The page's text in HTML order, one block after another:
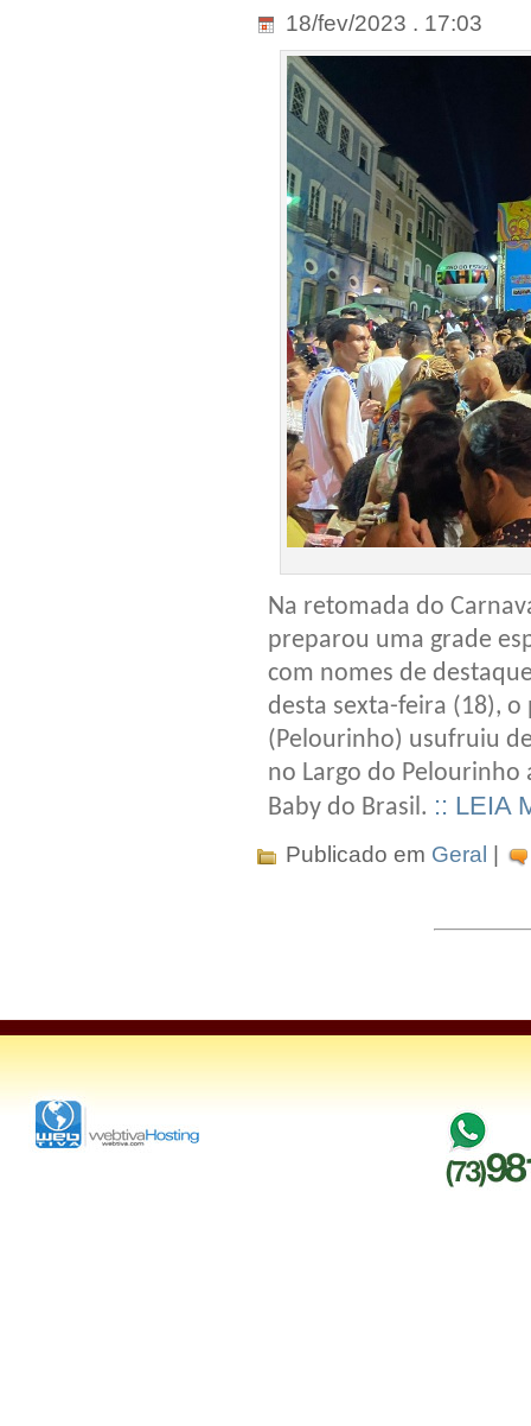
18/fev/2023 . 17:03
Na retomada do
preparou uma grade
com nomes de
desta sexta-feira (18),
(Pelourinho) usufruiu
no Largo do
Baby do Brasil. :: LEIA
Publicado em Geral |